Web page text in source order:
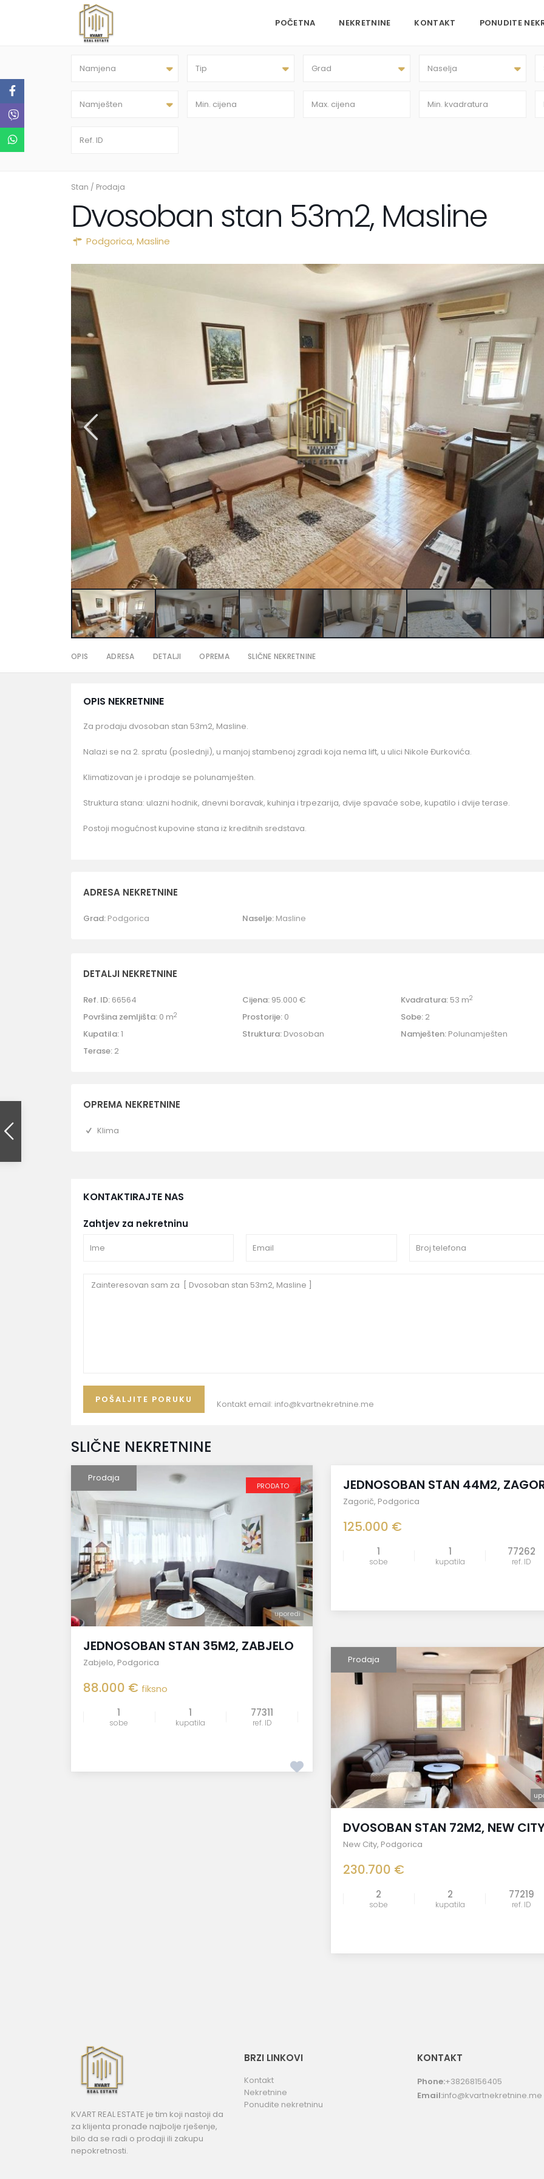
POČETNA NEKRETNINE KONTAKT PONUDITE
Namjena Tip Grad Naselja
Namješten
Stan / Prodaja
Dvosoban stan 53m2, Masline
Podgorica,Masline
OPIS ADRESA DETALJI OPREMA SLIČNE NEKRETNINE
OPIS NEKRETNINE
Za prodaju dvosoban stan 53m2, Masline.
Nalazi se na 2. spratu (poslednji), u manjoj stambenoj zgradi koja nema lift, u ulici Nikole Đurkovića.
Klimatizovan je i prodaje se polunamješten.
Struktura stana: ulazni hodnik, dnevni boravak, kuhinja i trpezarija, dvije spavaće sobe, kupatilo i dvije terase.
Postoji mogućnost kupovine stana iz kreditnih sredstava.
ADRESA NEKRETNINE
Grad: Podgorica Naselje: Masline
DETALJI NEKRETNINE
Ref. ID: 66564 Cijena: 95.000 € Kvadratura: 53 m2
Površina zemljišta: 0 m2 Prostorije:0 Sobe: 2
Kupatila:1 Struktura:Dvosoban Namješten: Polunamješten
Terase: 2
OPREMA NEKRETNINE
Klima
KONTAKTIRAJTE NAS
Zahtjev za nekretninu
Kontakt email: info@kvartnekretnine.me
SLIČNE NEKRETNINE
Prodaja
uporedi
PRODATO
JEDNOSOBAN STAN 35M2, ZABJELO
Zabjelo, Podgorica
88.000 € fiksno
1
sobe
1
kupatila
77311
ref. ID
Prodaja
uporedi
JEDNOSOBAN STAN 44M2,
Zagorič, Podgorica
125.000 €
1
sobe
1
kupatila
77262
ref. ID
Prodaja
DVOSOBAN STAN 72M2, NEW
New City, Podgorica
230.700 €
2
sobe
2
kupatila
77219
ref. ID
KVART REAL ESTATE je tim koji nastoji da
za klijenta pronađe najbolje rješenje,
bilo da se radi o prodaji ili zakupu
nepokretnosti.
BRZI LINKOVI
Kontakt
Nekretnine
Ponudite nekretninu
KONTAKT
Phone:+38268156405
Email:info@kvartnekretnine.me